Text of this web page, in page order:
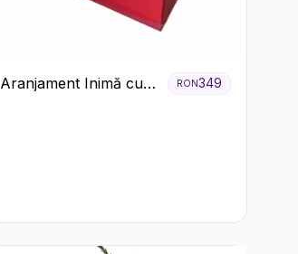
Aranjament Inimă cu
RON349